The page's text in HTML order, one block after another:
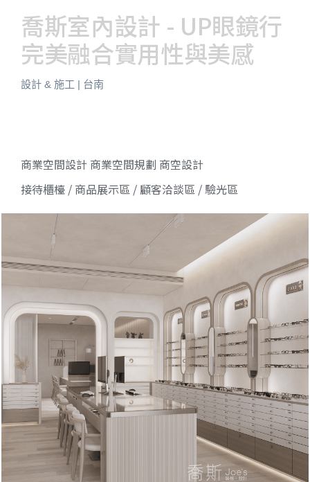
喬斯室內設計 - UP眼鏡行
完美融合實用性與美感
設計 & 施工 | 台南
商業空間設計 商業空間規劃 商空設計
接待櫃檯 / 商品展示區 / 顧客洽談區 / 驗光區